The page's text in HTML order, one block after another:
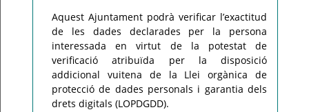
Aquest Ajuntament podrà verificar l’exactitud
de les dades declarades per la persona
interessada en virtut de la potestat de
verificació atribuïda per la disposició
addicional vuitena de la Llei orgànica de
protecció de dades personals i garantia dels
drets digitals (LOPDGDD).